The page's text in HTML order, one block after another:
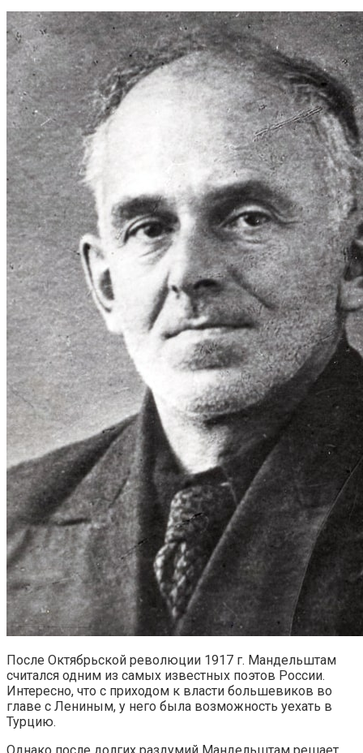
После Октябрьской революции 1917 г. Мандельштам
считался одним из самых известных поэтов России.
Интересно, что с приходом к власти большевиков во
главе с Лениным, у него была возможность уехать в
Турцию.